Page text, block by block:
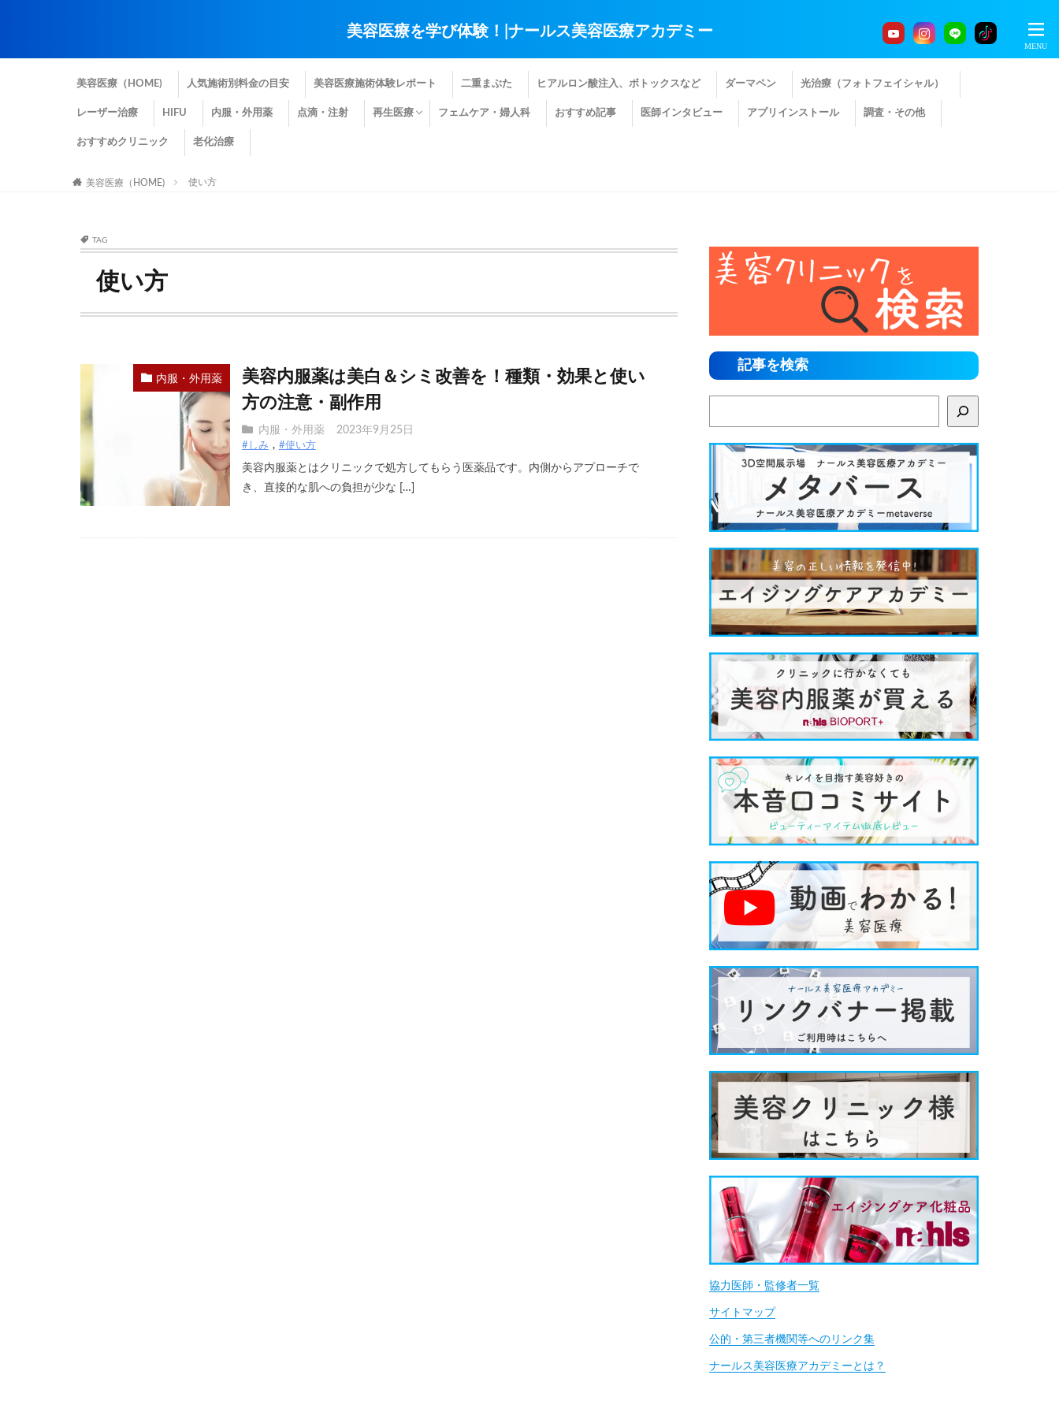
美容医療を学び体験！|ナールス美容医療アカデミー
美容医療（HOME) 人気施術別料金の目安 美容医療施術体験レポート 二重まぶた ヒアルロン酸注入、ボトックスなど ダーマペン 光治療（フォトフェイシャル）
レーザー治療 HIFU 内服・外用薬 点滴・注射 再生医療 フェムケア・婦人科 おすすめ記事 医師インタビュー アプリインストール 調査・その他
おすすめクリニック 老化治療
美容医療（HOME) 使い方
TAG
使い方
内服・外用薬
美容内服薬は美白＆シミ改善を！種類・効果と使い
方の注意・副作用
内服・外用薬 2023年9月25日
#しみ #使い方
美容内服薬とはクリニックで処方してもらう医薬品です。内側からアプローチで
き、直接的な肌への負担が少な […]
記事を検索
協力医師・監修者一覧
サイトマップ
公的・第三者機関等へのリンク集
ナールス美容医療アカデミーとは？